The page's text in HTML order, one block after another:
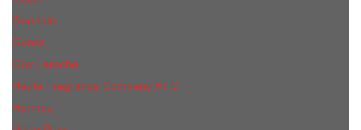
Guerlain
Guess
Guy Laroche
Haute Fragrance Company HFC
Hermes